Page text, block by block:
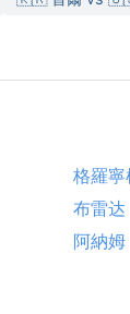
格羅寧
布雷达
阿納姆